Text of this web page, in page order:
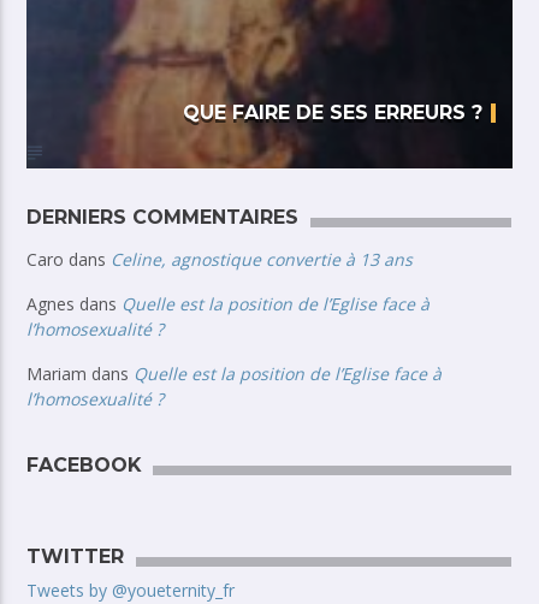
QUE FAIRE DE SES ERREURS ?
DERNIERS COMMENTAIRES
Caro dans Celine, agnostique convertie à 13 ans
Agnes dans Quelle est la position de l’Eglise face à
l’homosexualité ?
Mariam dans Quelle est la position de l’Eglise face à
l’homosexualité ?
FACEBOOK
TWITTER
Tweets by @youeternity_fr